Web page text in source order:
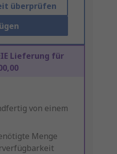
überprüfen
Lieferung für
von einem
Menge